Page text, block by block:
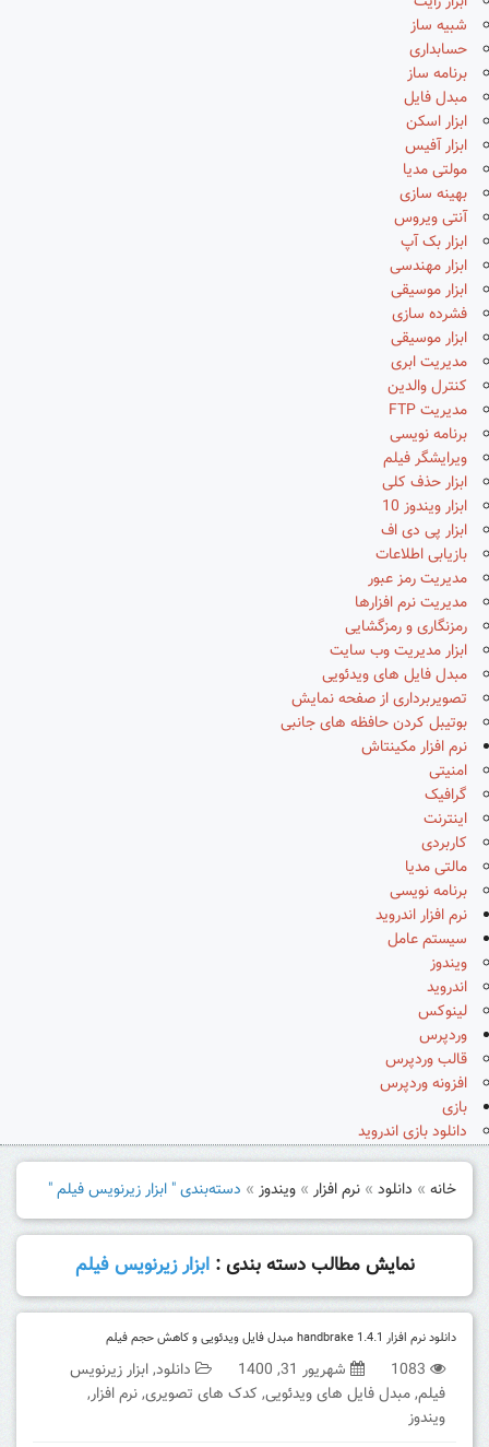
شبیه ساز
حسابداری
برنامه ساز
مبدل فایل
ابزار اسکن
ابزار آفیس
مولتی مدیا
بهینه سازی
آنتی ویروس
ابزار بک آپ
ابزار مهندسی
ابزار موسیقی
فشرده سازی
ابزار موسیقی
مدیریت ابری
کنترل والدین
مدیریت FTP
برنامه نویسی
ویرایشگر فیلم
ابزار حذف کلی
ابزار ویندوز 10
ابزار پی دی اف
بازیابی اطلاعات
مدیریت رمز عبور
مدیریت نرم افزارها
رمزنگاری و رمزگشایی
ابزار مدیریت وب سایت
مبدل فایل های ویدئویی
تصویربرداری از صفحه نمایش
بوتیبل کردن حافظه های جانبی
نرم افزار مکینتاش
امنیتی
گرافیک
اینترنت
کاربردی
مالتی مدیا
برنامه نویسی
نرم افزار اندروید
سیستم عامل
ویندوز
اندروید
لینوکس
وردپرس
قالب وردپرس
افزونه وردپرس
بازی
دانلود بازی اندروید
خانه » دانلود » نرم افزار » ویندوز » دسته‌بندی " ابزار زیرنویس فیلم "
نمایش مطالب دسته بندی :ابزار زیرنویس فیلم
دانلود نرم افزار handbrake 1.4.1 مبدل فایل ویدئویی و کاهش حجم فیلم
1083 شهریور 31, 1400 دانلود,ابزار زیرنویس
فیلم,مبدل فایل های ویدئویی, کدک های تصویری,نرم افزار,
ویندوز